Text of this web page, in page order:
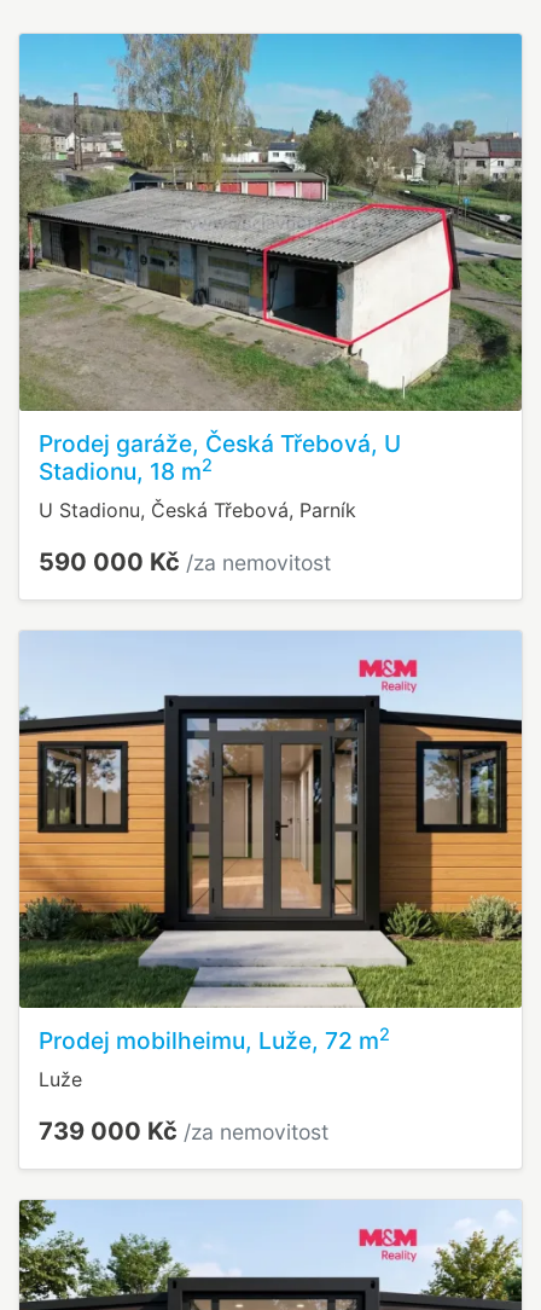
Prodej garáže, Česká Třebová, U
Stadionu, 18 m2
U Stadionu, Česká Třebová, Parník
590 000 Kč /za nemovitost
Prodej mobilheimu, Luže, 72 m2
Luže
739 000 Kč /za nemovitost